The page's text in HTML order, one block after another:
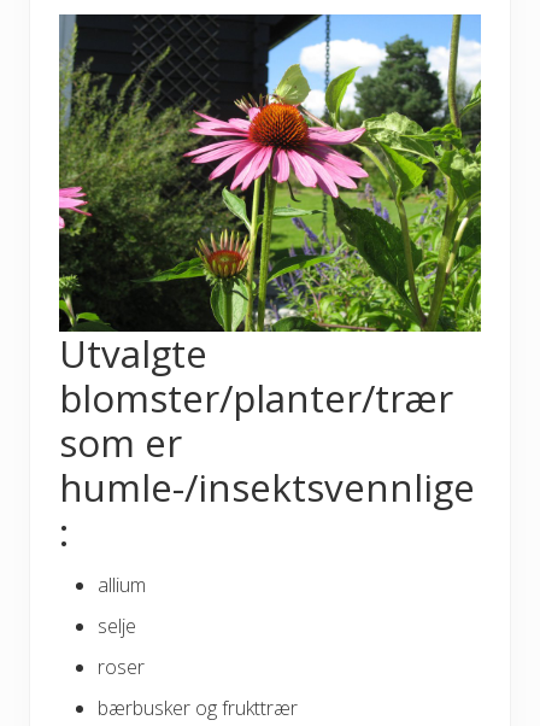
Utvalgte
blomster/planter/trær
som er
humle-/insektsvennlige
:
allium
selje
roser
bærbusker og frukttrær